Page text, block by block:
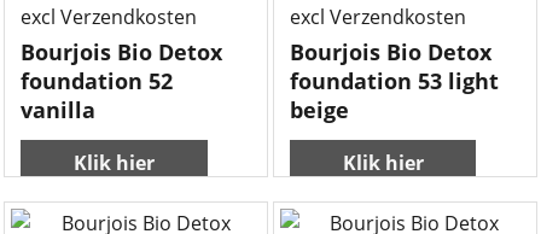
excl Verzendkosten
Bourjois Bio Detox
foundation 52
vanilla
Klik hier
excl Verzendkosten
Bourjois Bio Detox
foundation 53 light
beige
Klik hier